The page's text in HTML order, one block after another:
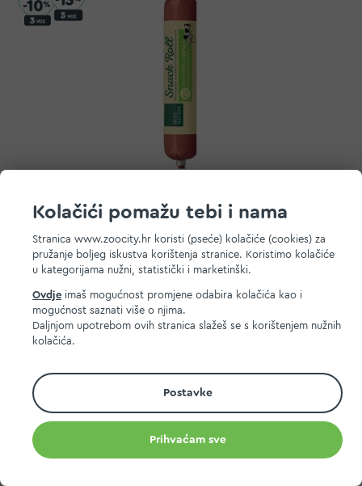
Kolačići pomažu tebi i nama
Stranica www.zoocity.hr koristi (pseće) kolačiće (cookies) za
pružanje boljeg iskustva korištenja stranice. Koristimo kolačiće
u kategorijama nužni, statistički i marketinški.
Ovdje imaš mogućnost promjene odabira kolačića kao i
mogućnost saznati više o njima.
Daljnjom upotrebom ovih stranica slažeš se s korištenjem nužnih
kolačića.
Postavke
Prihvaćam sve
Real Nature poslastica za pse Snack Roll
2,20 EUR
Dodaj na listu želja
Dodaj u košaricu
Imaš pitanje?